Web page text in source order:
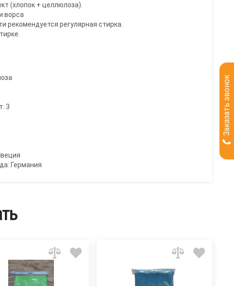
(хлопок + целлюлоза).
ворса
рекомендуется регулярная стирка.
3
Германия
Заказать звонок